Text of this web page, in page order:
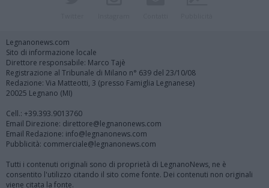
Legnanonews.com
Sito di informazione locale
Direttore responsabile: Marco Tajè
Registrazione al Tribunale di Milano n° 639 del 23/10/08
Redazione: Via Matteotti, 3 (presso Famiglia Legnanese)
20025 Legnano (MI)
Cell.: +39.393.9013760
Email Direzione: direttore@legnanonews.com
Email Redazione: info@legnanonews.com
Pubblicità: commerciale@legnanonews.com
Tutti i contenuti originali sono di proprietà di LegnanoNews, ne è
consentito l'utilizzo citando il sito come fonte. Dei contenuti non originali
viene citata la fonte.